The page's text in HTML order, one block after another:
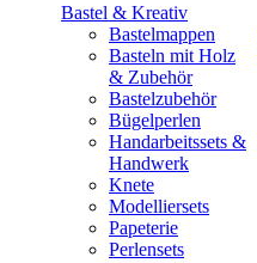
Bastel & Kreativ
Bastelmappen
Basteln mit Holz
& Zubehör
Bastelzubehör
Bügelperlen
Handarbeitssets &
Handwerk
Knete
Modelliersets
Papeterie
Perlensets